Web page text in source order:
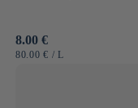
Normale
prijs
8.00 €
EENHEIDSPRIJS
80.00 € / PER
L